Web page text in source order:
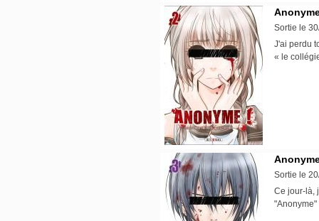
Sortie le
J'ai perdu
« le
Sortie le
Ce jour-là,